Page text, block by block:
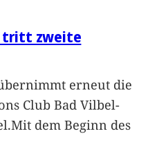
tritt zweite
erneut die
Club Bad Vilbel-
dem Beginn des